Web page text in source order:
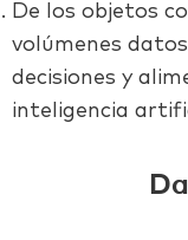
De los objetos
volúmenes
decisiones y
inteligencia